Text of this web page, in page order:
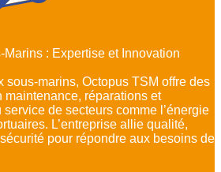
: Expertise et Innovation
sous-marins, Octopus TSM offre des
réparations et
de secteurs comme l’énergie
L’entreprise allie qualité,
pour répondre aux besoins de